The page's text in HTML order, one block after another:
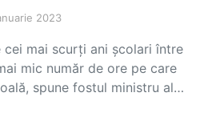
2023
cei mai scurți ani școlari între
mic număr de ore pe care
spune fostul ministru al…